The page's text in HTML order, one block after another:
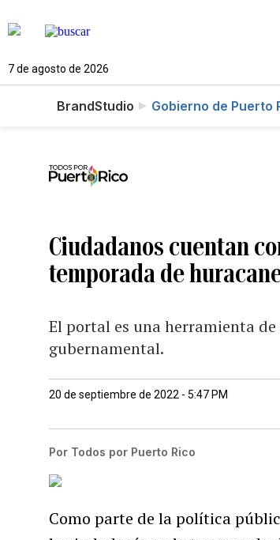
7 de agosto de 2026
BrandStudio Gobierno de Puerto
Ciudadanos cuentan
temporada de
El portal es una herramienta
gubernamental.
20 de septiembre de 2022 - 5:47 PM
Por Todos por Puerto Rico
Como parte de la política